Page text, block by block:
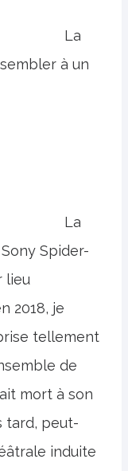
La
à un
La
Spider-
lieu
2018, je
tellement
de
mort à son
tard, peut-
induite